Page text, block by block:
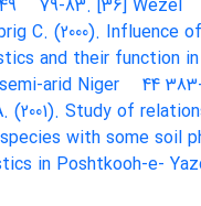
49 79-83. [36] Wezel
C. (2000). Influence
and their function in
arid Niger
44
(2001). Study of
with some soil
in Poshtkooh-e-